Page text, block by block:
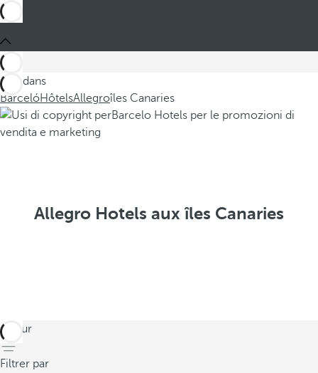
Ces dans
BarcelóHôtelsAllegroîles Canaries
Allegro Hotels aux îles Canaries
retour
Filtrer par